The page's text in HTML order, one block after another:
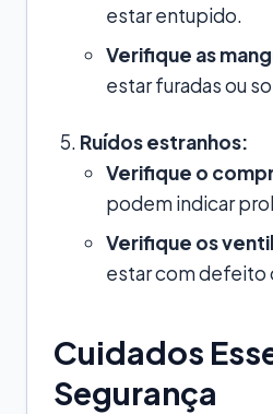
estar entupido.
Verifique as
estar furadas ou
Ruídos estranhos:
Verifique o
podem indicar
Verifique os
estar com defeito
Cuidados
Segurança